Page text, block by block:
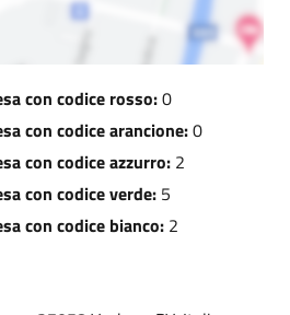
con codice rosso:0
con codice arancione:0
con codice azzurro: 2
con codice verde: 5
con codice bianco: 2